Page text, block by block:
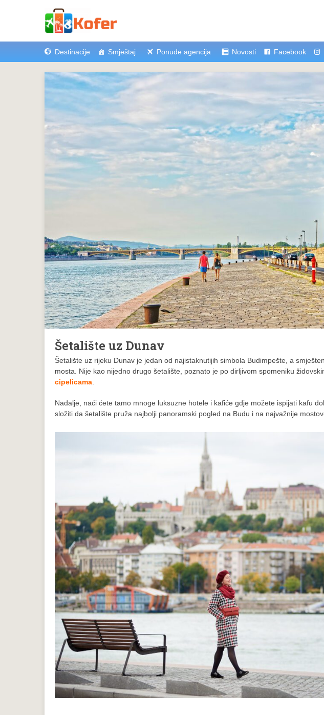
Destinacije Smještaj Ponude agencija Novosti Facebook
Šetalište uz Dunav
Šetalište uz rijeku Dunav je jedan od najistaknutijih simbola Budimpešte, a
mosta. Nije kao nijedno drugo šetalište, poznato je po dirljivom spomeniku
cipelicama
Nadalje, naći ćete tamo mnoge luksuzne hotele i kafiće gdje možete ispijati kafu
složiti da šetalište pruža najbolji panoramski pogled na Budu i na najvažnije